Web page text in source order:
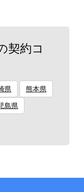
契約コ
県 熊本県
島県